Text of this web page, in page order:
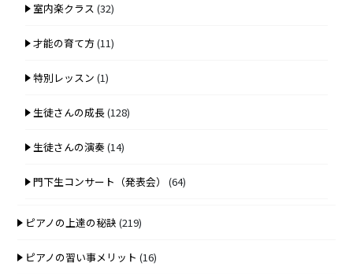
室内楽クラス (32)
才能の育て方 (11)
特別レッスン (1)
生徒さんの成長(128)
生徒さんの演奏(14)
門下生コンサート（発表会） (64)
ピアノの上達の秘訣 (219)
ピアノの習い事メリット (16)